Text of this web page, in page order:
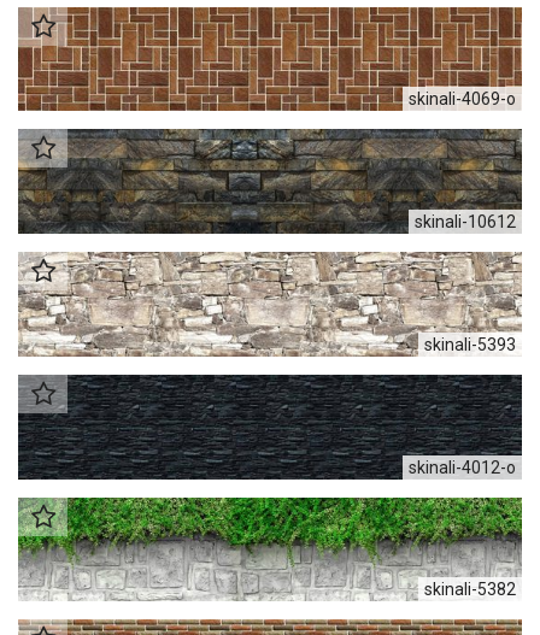
skinali-4069-o
skinali-10612
skinali-5393
skinali-4012-o
skinali-5382